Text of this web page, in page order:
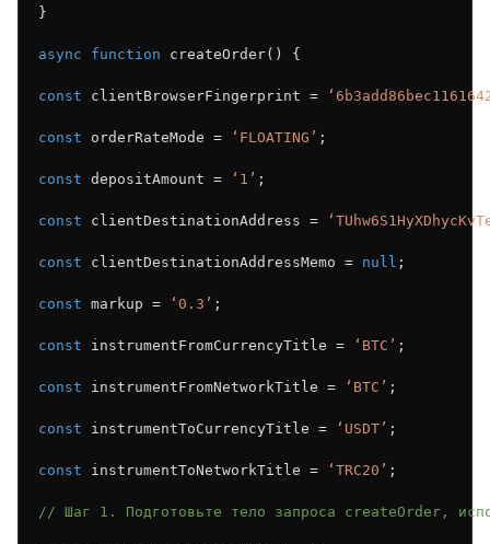
}
async function createOrder() {
const clientBrowserFingerprint =
const orderRateMode = ‘FLOATING’ ;
const depositAmount = ‘1’ ;
const clientDestinationAddress =
const clientDestinationAddressMemo = null ;
const markup = ‘0.3’ ;
const instrumentFromCurrencyTitle = ‘BTC’ ;
const instrumentFromNetworkTitle = ‘BTC’ ;
const instrumentToCurrencyTitle = ‘USDT’ ;
const instrumentToNetworkTitle = ‘TRC20’ ;
// Шаг 1. Подготовьте тело запроса createOrder,